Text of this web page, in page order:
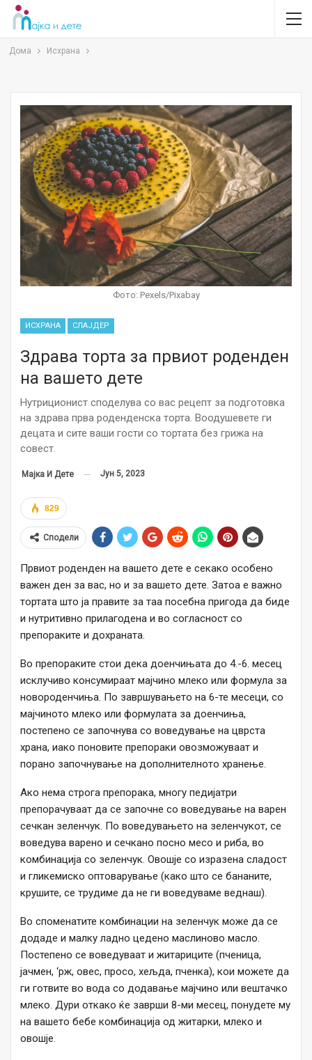
Дома Исхрана
Фото: Pexels/Pixabay
ИСХРАНА СЛАЈДЕР
Здрава торта за првиот роденден
на вашето дете
Нутриционист споделува со вас рецепт за подготовка
на здрава прва роденденска торта. Воодушевете ги
децата и сите ваши гости со тортата без грижа на
совест.
Мајка И Дете Јун 5, 2023
829
Сподели
Првиот роденден на вашето дете е секако особено
важен ден за вас, но и за вашето дете. Затоа е важно
тортата што ја правите за таа посебна пригода да биде
и нутритивно прилагодена и во согласност со
препораките и дохраната.
Во препораките стои дека доенчињата до 4.-6. месец
исклучиво консумираат мајчино млеко или формула за
новороденчиња. По завршувањето на 6-те месеци, со
мајчиното млеко или формулата за доенчиња,
постепено се започнува со воведување на цврста
храна, иако поновите препораки овозможуваат и
порано започнување на дополнителното хранење.
Ако нема строга препорака, многу педијатри
препорачуваат да се започне со воведување на варен
сечкан зеленчук. По воведувањето на зеленчукот, се
воведува варено и сечкано посно месо и риба, во
комбинација со зеленчук. Овошје со изразена сладост
и гликемиско оптоварување (како што се бананите,
крушите, се трудиме да не ги воведуваме веднаш).
Во споменатите комбинации на зеленчук може да се
додаде и малку ладно цедено маслиново масло.
Постепено се воведуваат и житариците (пченица,
јачмен, ‘рж, овес, просо, хељда, пченка), кои можете да
ги готвите во вода со додавање мајчино или вештачко
млеко. Дури откако ќе заврши 8-ми месец, понудете му
на вашето бебе комбинација од житарки, млеко и
овошје.